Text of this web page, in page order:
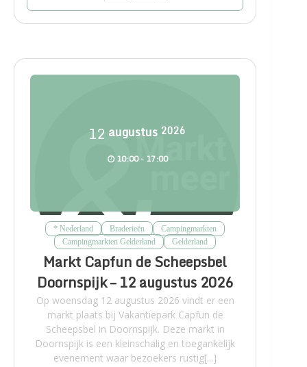
12 augustus 2026
10:00 - 17:00
* Nederland Braderieën
Campingmarkten
Campingmarkten Gelderland
Gelderland
Markt Capfun de Scheepsbel
Doornspijk – 12 augustus 2026
Op woensdag 12 augustus 2026 vindt er een
markt plaats bij Vakantiepark Capfun de
Scheepsbel in Doornspijk. Deze markt in
Doornspijk is een kleinschalig en toegankelijk
evenement waar bezoekers rustig[...]